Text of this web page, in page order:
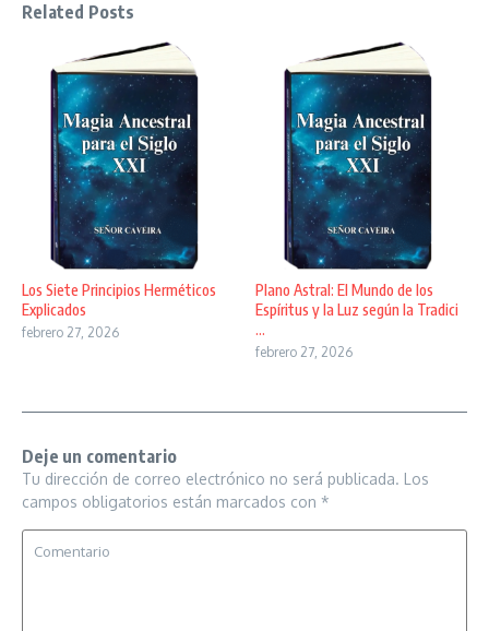
Related Posts
Los Siete Principios Herméticos
Explicados
febrero 27, 2026
Plano Astral: El Mundo de los
Espíritus y la Luz según la Tradici
...
febrero 27, 2026
Deje un comentario
Tu dirección de correo electrónico no será publicada. Los
campos obligatorios están marcados con *